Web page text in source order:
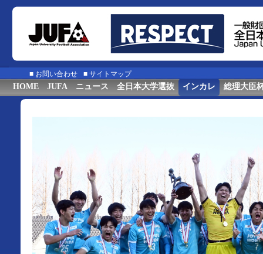
■ お問い合わせ ■ サイトマップ
HOME JUFA ニュース 全日本大学選抜 インカレ 総理大臣